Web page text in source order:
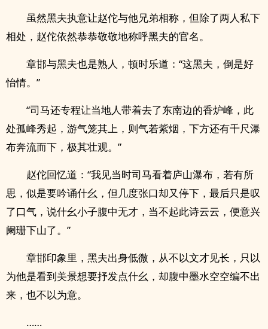
虽然黑夫执意让赵佗与他兄弟相称，但除了两人私下
相处，赵佗依然恭恭敬敬地称呼黑夫的官名。
章邯与黑夫也是熟人，顿时乐道：“这黑夫，倒是好
怡情。”
“司马还专程让当地人带着去了东南边的香炉峰，此
处孤峰秀起，游气笼其上，则气若紫烟，下方还有千尺瀑
布奔流而下，极其壮观。”
赵佗回忆道：“我见当时司马看着庐山瀑布，若有所
思，似是要吟诵什幺，但几度张口却又停下，最后只是叹
了口气，说什幺小子腹中无才，当不起此诗云云，便意兴
阑珊下山了。”
章邯印象里，黑夫出身低微，从不以文才见长，只以
为他是看到美景想要抒发点什幺，却腹中墨水空空编不出
来，也不以为意。
……